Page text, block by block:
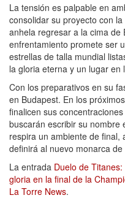
La tensión es palpable en
consolidar su proyecto con la
anhela regresar a la cima
enfrentamiento promete ser
estrellas de talla mundial
la gloria eterna y un lugar en
Con los preparativos en su
en Budapest. En los
finalicen sus
buscarán escribir su nombre
respira un ambiente de final,
definirá al nuevo monarca de
La entrada Duelo de
gloria en la final de la
La Torre News.